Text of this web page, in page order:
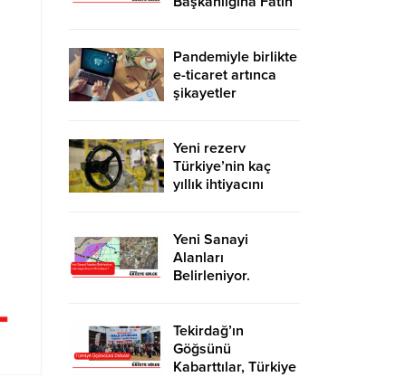
Pandemiyle birlikte
e-ticaret artınca
şikayetler
Yeni rezerv
Türkiye’nin kaç
yıllık ihtiyacını
Yeni Sanayi
Alanları
Belirleniyor.
Tekirdağ’ın
Göğsünü
Kabarttılar, Türkiye